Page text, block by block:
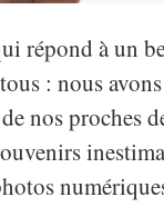
répond à un
: nous
nos proches